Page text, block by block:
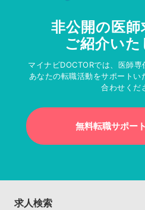
非公開の医師
ご紹介いた
マイナビDOCTORでは、医師
あなたの転職活動をサポートい
合わせくだ
無料転職サポー
求人検索